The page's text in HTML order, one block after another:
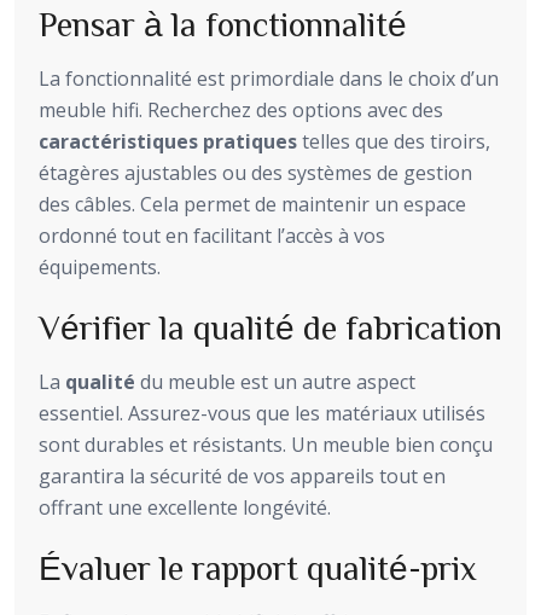
Pensar à la fonctionnalité
La fonctionnalité est primordiale dans le choix d’un
meuble hifi. Recherchez des options avec des
caractéristiques pratiquestelles que des tiroirs,
étagères ajustables ou des systèmes de gestion
des câbles. Cela permet de maintenir un espace
ordonné tout en facilitant l’accès à vos
équipements.
Vérifier la qualité de fabrication
La qualité du meuble est un autre aspect
essentiel. Assurez-vous que les matériaux utilisés
sont durables et résistants. Un meuble bien conçu
garantira la sécurité de vos appareils tout en
offrant une excellente longévité.
Évaluer le rapport qualité-prix